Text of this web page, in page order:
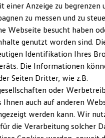
und Updates
ID.
einer Anzeige zu begrenzen
zu messen und zu
Webseite besucht haben
genutzt worden sind.
Identifikation Ihres
Die Informationen
Seiten Dritter, wie z.B.
oder
Ihnen auch auf anderen
werden kann. Wir
die Verarbeitung solcher